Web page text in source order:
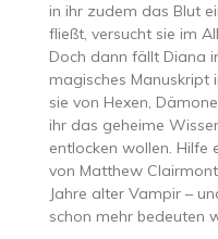
in ihr zudem das Blut
fließt, versucht sie im
Doch dann fällt Diana
magisches Manuskript
sie von Hexen,
ihr das geheime
entlocken wollen.
von Matthew
Jahre alter Vampir –
schon mehr bedeuten